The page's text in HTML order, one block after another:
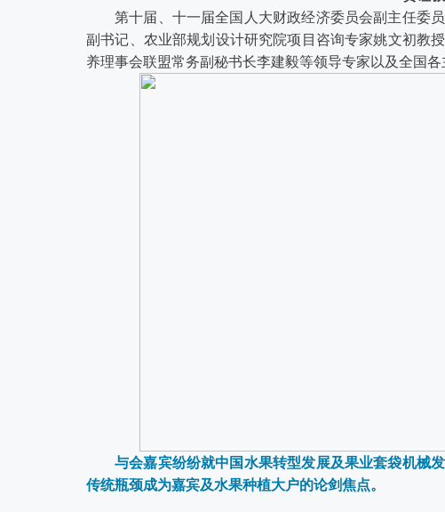
第十届、十一届全国人大财政经济委员会副主任委
副书记、农业部规划设计研究院项目咨询专家姚文初教
养理事会联盟常务副秘书长李建毅等领导专家以及全国
与会嘉宾纷纷就中国水果转型发展及果业套袋机械
传统瓶颈成为嘉宾及水果种植大户的论剑焦点。